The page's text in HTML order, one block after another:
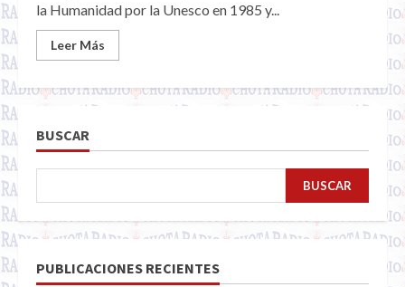
la Humanidad por la Unesco en 1985 y...
Leer Más
BUSCAR
BUSCAR
PUBLICACIONES RECIENTES